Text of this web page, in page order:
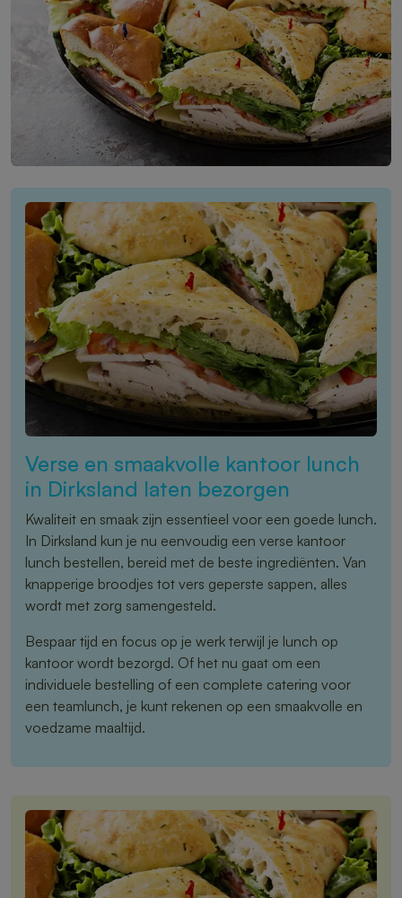
Verse en smaakvolle kantoor lunch
in Dirksland laten bezorgen
Kwaliteit en smaak zijn essentieel voor een goede lunch.
In Dirksland kun je nu eenvoudig een verse kantoor
lunch bestellen, bereid met de beste ingrediënten. Van
knapperige broodjes tot vers geperste sappen, alles
wordt met zorg samengesteld.
Bespaar tijd en focus op je werk terwijl je lunch op
kantoor wordt bezorgd. Of het nu gaat om een
individuele bestelling of een complete catering voor
een teamlunch, je kunt rekenen op een smaakvolle en
voedzame maaltijd.